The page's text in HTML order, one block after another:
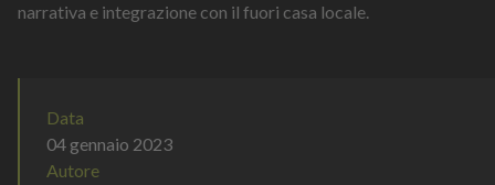
narrativa e integrazione con il fuori casa locale.
Data
04 gennaio 2023
Autore